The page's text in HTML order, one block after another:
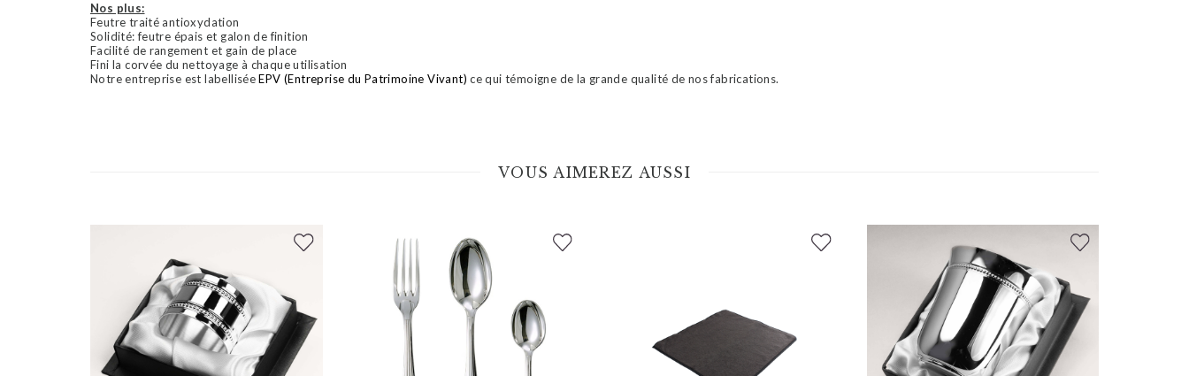
Nos plus:
Feutre traité antioxydation
Solidité: feutre épais et galon de finition
Facilité de rangement et gain de place
Fini la corvée du nettoyage à chaque utilisation
Notre entreprise est labelliséeEPV (Entreprise du Patrimoine Vivant) ce qui témoigne de la grande qualité de nos fabrications.
VOUS AIMEREZ AUSSI